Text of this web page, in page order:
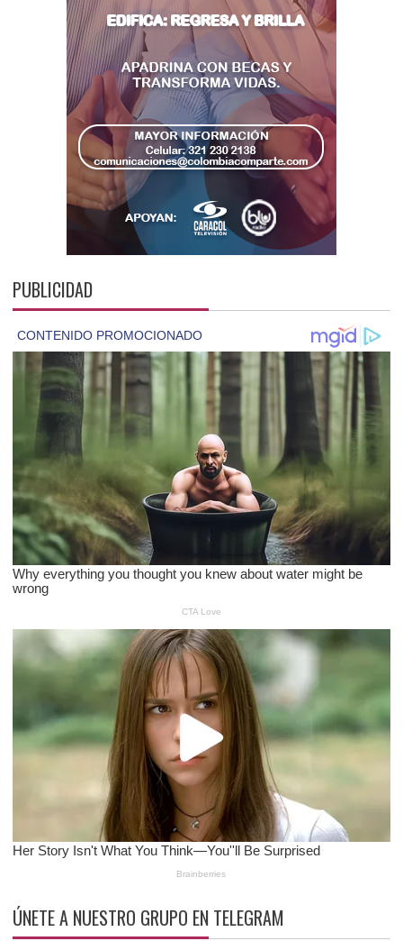
PUBLICIDAD
ÚNETE A NUESTRO GRUPO EN TELEGRAM